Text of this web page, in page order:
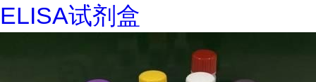
ELISA试剂盒